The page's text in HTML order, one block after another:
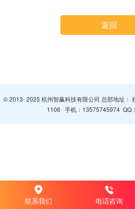
返回
© 2013- 2025 杭州智赢科技有限公司 总部地址：
1106 手机： 13575745974 QQ：
联系我们 电话咨询